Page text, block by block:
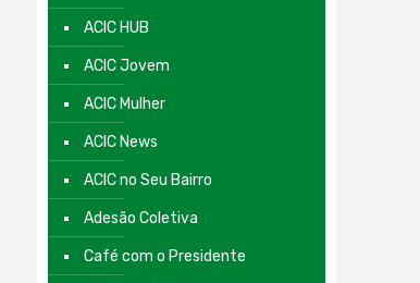
ACIC HUB
ACIC Jovem
ACIC Mulher
ACIC News
ACIC no Seu Bairro
Adesão Coletiva
Café com o Presidente